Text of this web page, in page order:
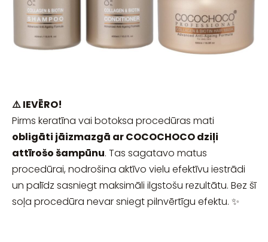
⚠️ IEVĒRO!
Pirms keratīna vai botoksa procedūras mati
obligāti jāizmazgā ar COCOCHOCO dziļi
attīrošo šampūnu. Tas sagatavo matus
procedūrai, nodrošina aktīvo vielu efektīvu iestrādi
un palīdz sasniegt maksimāli ilgstošu rezultātu. Bez šī
soļa procedūra nevar sniegt pilnvērtīgu efektu. ✨